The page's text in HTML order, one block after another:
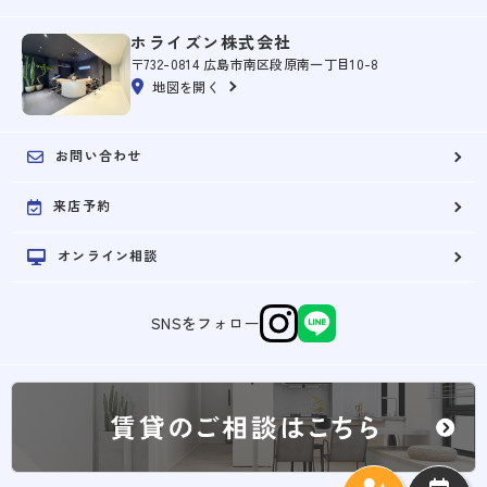
ホライズン株式会社
〒732-0814 広島市南区段原南一丁目10-8
地図を開く
お問い合わせ
来店予約
オンライン相談
SNSをフォロー